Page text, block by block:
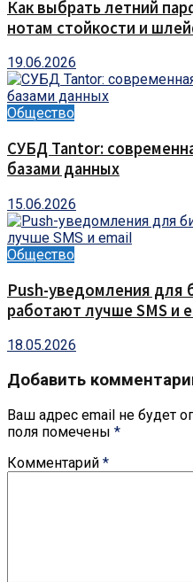
Как выбрать летний
нотам стойкости и
19.06.2026
Общество
СУБД Tantor:
базами данных
15.06.2026
Общество
Push-уведомления для
работают лучше SMS и
18.05.2026
Добавить
Ваш адрес email не будет
поля помечены *
Комментарий *